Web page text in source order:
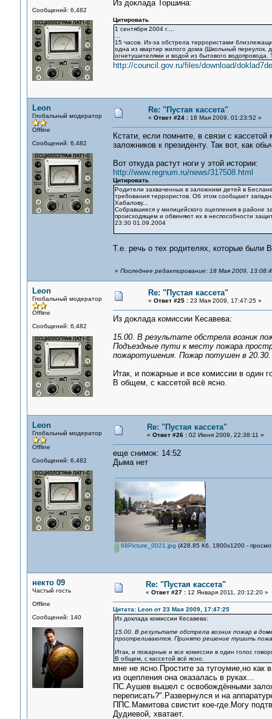
Сообщений: 6,482
Из доклада Торшина:
Цитировать
1 сентября 2004 г....
15 часов. Из-за обстрела террористами
одна из квартир жилого дома (Школьный переулок,
огнетушителями и водой из бытового
http://council.gov.ru/files/download/
Leon
Глобальный модератор
Offline
Сообщений: 6,482
Re: "Пустая кассета"
« Ответ #24 :18 Мая 2009, 01:23:52 »
Кстати, если помните, в связи с
заложников к президенту. Так вот, как
Вот откуда растут ноги у этой истории:
http://www.regnum.ru/news/317508.html
Цитировать
Родители захваченных в заложники детей в
требования террористов. Об этом сообщают
Хабалову...
Собравшиеся у милицейского оцепления в районе
происходящем и обвиняют их в неспособности
23:30 01.09.2004
Т.е. речь о тех родителях, которые
« Последнее редактирование: 18 Мая 2009,
Leon
Глобальный модератор
Offline
Сообщений: 6,482
Re: "Пустая кассета"
« Ответ #25 :23 Мая 2009, 17:47:25 »
Из доклада комиссии Кесавева:
15.00. В результате обстрела возник
Подъездные пути к месту пожара
пожаротушения. Пожар потушен в 20.30.
Итак, и пожарные и все комиссии в один
В общем, с кассетой всё ясно.
Leon
Глобальный модератор
Offline
Сообщений: 6,482
Re: "Пустая кассета"
« Ответ #26 :02 Июня 2009, 22:38:11 »
еще снимок: 14:52
Дыма нет
68Picture_0021.jpg (428.85 Кб, 1800x1200 -
некто 09
Частый гость
Offline
Сообщений: 140
Re: "Пустая кассета"
« Ответ #27 :12 Января 2011, 20:12:20 »
Цитата: Leon от 23 Мая 2009, 17:47:25
Из доклада комиссии Кесавева:
15.00. В результате обстрела возник пожар в
простреливаются. Принято решение тушить
Итак, и пожарные и все комиссии в один голос
В общем, с кассетой всё ясно.
мне не ясно.Простите за тугоумие,но
из оцепления она оказалась в руках...
ПС.Аушев вышел с освобождёнными
переписать?".Развернулся и на
ППС.Мамитова свистит кое-где.Могу
Дудиевой, хватает.